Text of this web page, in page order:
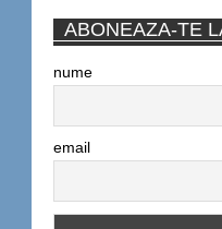
ABONEAZA-TE
nume
email